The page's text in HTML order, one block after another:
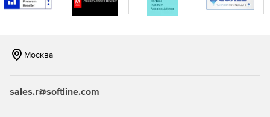
аналитике и аудиту.
Настраиваемые политики развертывания для
Москва
sales.r@softline.com